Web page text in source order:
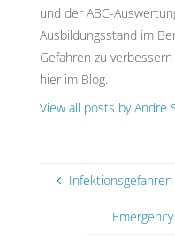
und der ABC-
Ausbildungsstand im
Gefahren zu
hier im Blog.
View all posts by Andre